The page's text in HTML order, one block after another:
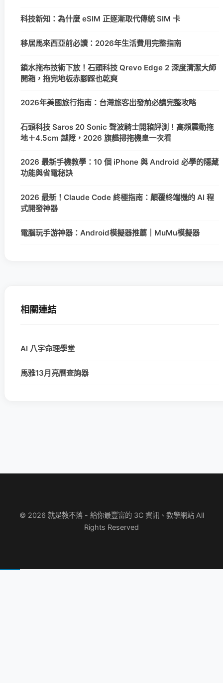
科技新知：為什麼 eSIM 正逐漸取代傳統 SIM 卡
移居馬來西亞前必讀：2026年生活費用完整指南
鎖水拖布技術下放！石頭科技 Qrevo Edge 2 深度清潔大師
開箱，拖完地板赤腳踩也乾爽
2026年美國旅行指南：台灣旅客出發前必讀完整攻略
石頭科技 Saros 20 Sonic 聲波騎士開箱評測！高頻震動拖
地＋4.5cm 越障，2026 旗艦掃拖機皇一次看
2026 最新手機教學：10 個 iPhone 與 Android 必學的隱藏
功能與省電秘訣
2026 最新！Claude Code 終極指南：顛覆終端機的 AI 程
式開發神器
電腦玩手游神器：Android模擬器推薦｜MuMu模擬器
相關連結
AI 八字命理學堂
馬雅13月亮曆查詢器
© 2026 就是教不落 - 給你最豐富的 3C 資訊、教學網站 All
Rights Reserved